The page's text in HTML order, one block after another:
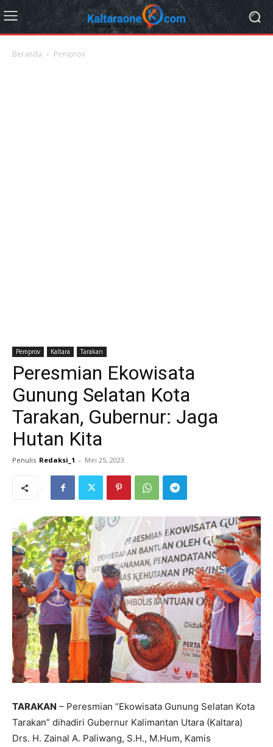
Beranda Pemprov
Pemprov Kaltara Tarakan
Peresmian Ekowisata
Gunung Selatan Kota
Tarakan, Gubernur: Jaga
Hutan Kita
Penulis Redaksi_1 - Mei 25, 2023
TARAKAN – Peresmian “Ekowisata Gunung Selatan Kota
Tarakan” dihadiri Gubernur Kalimantan Utara (Kaltara)
Drs. H. Zainal A. Paliwang, S.H., M.Hum, Kamis